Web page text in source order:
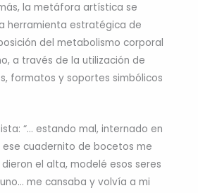
la metáfora artística se
herramienta estratégica de
del metabolismo corporal
a través de la utilización de
formatos y soportes simbólicos
“… estando mal, internado en
ese cuadernito de bocetos me
el alta, modelé esos seres
me cansaba y volvía a mi